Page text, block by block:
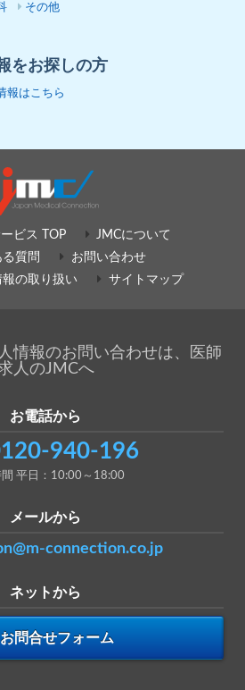
その他
をお探しの方
報はこちら
ビス TOP
JMCについて
質問
お問い合わせ
の取り扱い サイトマップ
情報のお問い合わせは、医師
人のJMCへ
お電話から
940-196
間 平日：10:00～18:00
メールから
connection.co.jp
ネットから
お問合せフォーム